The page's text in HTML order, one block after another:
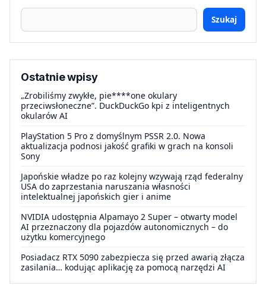
Szukaj
Ostatnie wpisy
„Zrobiliśmy zwykłe, pie****one okulary
przeciwsłoneczne”. DuckDuckGo kpi z inteligentnych
okularów AI
PlayStation 5 Pro z domyślnym PSSR 2.0. Nowa
aktualizacja podnosi jakość grafiki w grach na konsoli
Sony
Japońskie władze po raz kolejny wzywają rząd federalny
USA do zaprzestania naruszania własności
intelektualnej japońskich gier i anime
NVIDIA udostępnia Alpamayo 2 Super – otwarty model
AI przeznaczony dla pojazdów autonomicznych – do
użytku komercyjnego
Posiadacz RTX 5090 zabezpiecza się przed awarią złącza
zasilania… kodując aplikację za pomocą narzędzi AI